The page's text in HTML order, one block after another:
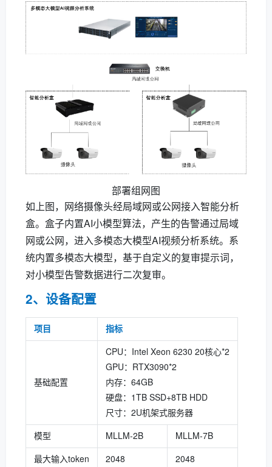
部署组网图
如上图，网络摄像头经局域网或公网接入智能分析
盒。盒子内置AI小模型算法，产生的告警通过局域
网或公网，进入多模态大模型AI视频分析系统。系
统内置多模态大模型，基于自定义的复审提示词，
对小模型告警数据进行二次复审。
2、设备配置
项目 指标
基础配置
CPU：Intel Xeon 6230 20核心*2
GPU：RTX3090*2
内存：64GB
硬盘：1TB SSD+8TB HDD
尺寸：2U机架式服务器
模型 MLLM-2B MLLM-7B
最大输入token 2048 2048